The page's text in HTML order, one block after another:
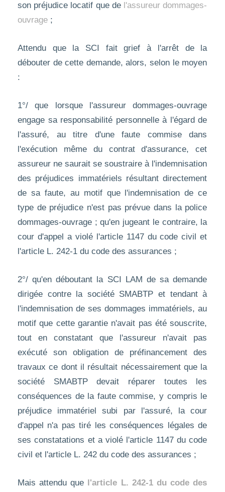
son préjudice locatif que de l'assureur dommages-
ouvrage;
Attendu que la SCI fait grief à l'arrêt de la
débouter de cette demande, alors, selon le moyen
:
1°/ que lorsque l'assureur dommages-ouvrage
engage sa responsabilité personnelle à l'égard de
l'assuré, au titre d'une faute commise dans
l'exécution même du contrat d'assurance, cet
assureur ne saurait se soustraire à l'indemnisation
des préjudices immatériels résultant directement
de sa faute, au motif que l'indemnisation de ce
type de préjudice n'est pas prévue dans la police
dommages-ouvrage ; qu'en jugeant le contraire, la
cour d'appel a violé l'article 1147 du code civil et
l'article L. 242-1 du code des assurances ;
2°/ qu'en déboutant la SCI LAM de sa demande
dirigée contre la société SMABTP et tendant à
l'indemnisation de ses dommages immatériels, au
motif que cette garantie n'avait pas été souscrite,
tout en constatant que l'assureur n'avait pas
exécuté son obligation de préfinancement des
travaux ce dont il résultait nécessairement que la
société SMABTP devait réparer toutes les
conséquences de la faute commise, y compris le
préjudice immatériel subi par l'assuré, la cour
d'appel n'a pas tiré les conséquences légales de
ses constatations et a violé l'article 1147 du code
civil et l'article L. 242 du code des assurances ;
Mais attendu que l'article L. 242-1 du code des